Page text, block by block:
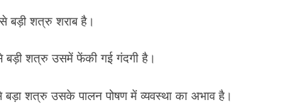
बड़ी शत्रु शराब है।
बड़ी शत्रु उसमें फेंकी गई गंदगी है।
बड़ा शत्रु उसके पालन पोषण में व्यवस्था का अभाव है।